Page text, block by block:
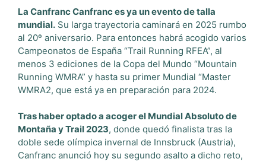
La Canfranc Canfranc es ya un evento de talla
mundial. Su larga trayectoria caminará en 2025 rumbo
al 20º aniversario. Para entonces habrá acogido varios
Campeonatos de España “Trail Running RFEA”, al
menos 3 ediciones de la Copa del Mundo “Mountain
Running WMRA” y hasta su primer Mundial “Master
WMRA2, que está ya en preparación para 2024.
Tras haber optado a acoger el Mundial Absoluto de
Montaña y Trail 2023, donde quedó finalista tras la
doble sede olímpica invernal de Innsbruck (Austria),
Canfranc anunció hoy su segundo asalto a dicho reto,